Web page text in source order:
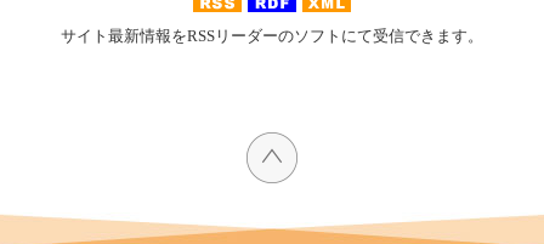
サイト最新情報をRSSリーダーのソフトにて受信できます。